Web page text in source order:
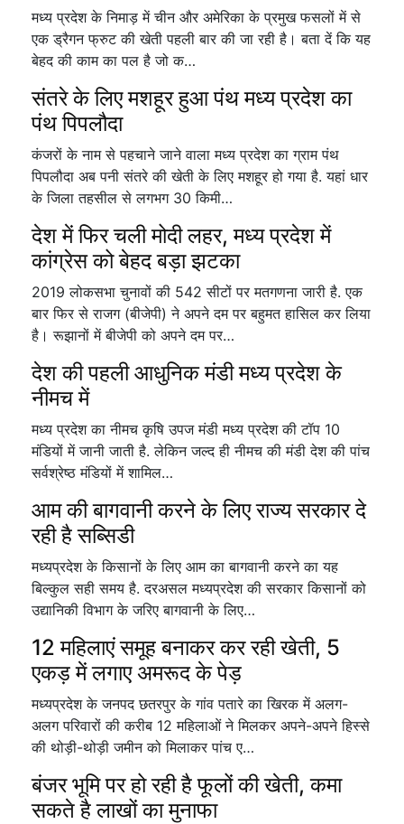
मध्य प्रदेश के निमाड़ में चीन और अमेरिका के प्रमुख फसलों में से
एक ड्रैगन फ्रुट की खेती पहली बार की जा रही है। बता दें कि यह
बेहद की काम का पल है जो क…
संतरे के लिए मशहूर हुआ पंथ मध्य प्रदेश का
पंथ पिपलौदा
कंजरों के नाम से पहचाने जाने वाला मध्य प्रदेश का ग्राम पंथ
पिपलौदा अब पनी संतरे की खेती के लिए मशहूर हो गया है. यहां धार
के जिला तहसील से लगभग 30 किमी…
देश में फिर चली मोदी लहर, मध्य प्रदेश में
कांग्रेस को बेहद बड़ा झटका
2019 लोकसभा चुनावों की 542 सीटों पर मतगणना जारी है. एक
बार फिर से राजग (बीजेपी) ने अपने दम पर बहुमत हासिल कर लिया
है। रूझानों में बीजेपी को अपने दम पर…
देश की पहली आधुनिक मंडी मध्य प्रदेश के
नीमच में
मध्य प्रदेश का नीमच कृषि उपज मंडी मध्य प्रदेश की टॉप 10
मंडियों में जानी जाती है. लेकिन जल्द ही नीमच की मंडी देश की पांच
सर्वश्रेष्ठ मंडियों में शामिल…
आम की बागवानी करने के लिए राज्य सरकार दे
रही है सब्सिडी
मध्यप्रदेश के किसानों के लिए आम का बागवानी करने का यह
बिल्कुल सही समय है. दरअसल मध्यप्रदेश की सरकार किसानों को
उद्यानिकी विभाग के जरिए बागवानी के लिए…
12 महिलाएं समूह बनाकर कर रही खेती, 5
एकड़ में लगाए अमरूद के पेड़
मध्यप्रदेश के जनपद छतरपुर के गांव पतारे का खिरक में अलग-
अलग परिवारों की करीब 12 महिलाओं ने मिलकर अपने-अपने हिस्से
की थोड़ी-थोड़ी जमीन को मिलाकर पांच ए…
बंजर भूमि पर हो रही है फूलों की खेती, कमा
सकते है लाखों का मुनाफा